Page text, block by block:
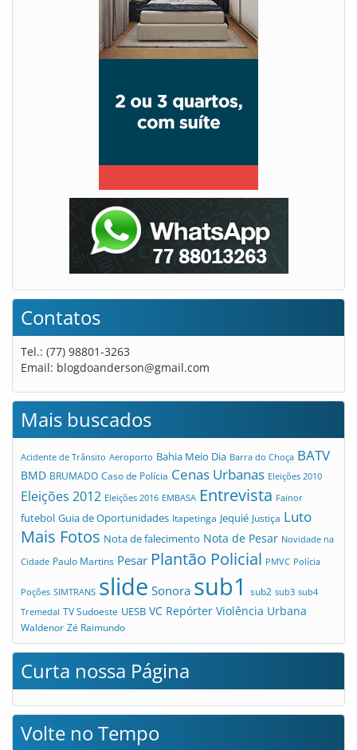
Contatos
Tel.: (77) 98801-3263
Email: blogdoanderson@gmail.com
Mais buscados
Acidente de Trânsito Aeroporto Bahia Meio Dia Barra do Choça BATV
BMD BRUMADO Caso de Polícia Cenas Urbanas Eleições 2010
Eleições 2012 Eleições 2016 EMBASA Entrevista Fainor
futebol Guia de Oportunidades Itapetinga Jequié Justiça Luto
Mais Fotos Nota de falecimento Nota de Pesar Novidade na
Cidade Paulo Martins Pesar Plantão Policial PMVC Polícia
Poções SIMTRANS slide Sonora sub1 sub2 sub3 sub4
Tremedal TV Sudoeste UESB VC Repórter Violência Urbana
Waldenor Zé Raimundo
Curta nossa Página
Volte no Tempo